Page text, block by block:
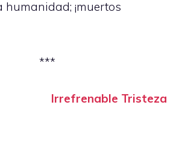
humanidad; ¡muertos
***
Irrefrenable Tristeza